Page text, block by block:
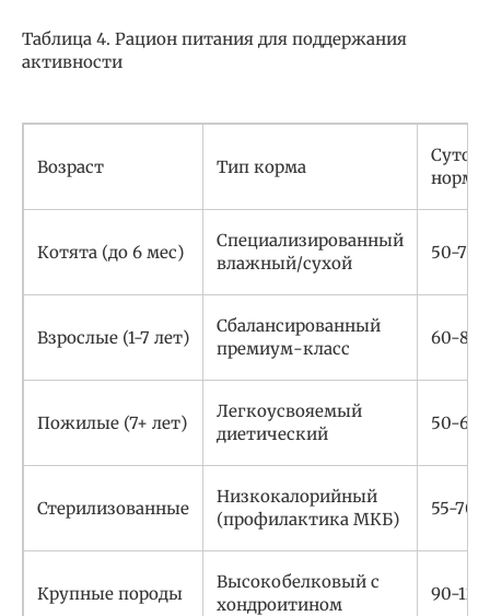
Таблица 4. Рацион питания для поддержания
активности
Возраст Тип корма
норма
Котята (до 6 мес)
Специализированный
влажный/сухой
50-70
Взрослые (1-7 лет)
Сбалансированный
премиум-класс
60-80
Пожилые (7+ лет)
Легкоусвояемый
диетический
50-60
Стерилизованные
Низкокалорийный
(профилактика МКБ)
55-70
Крупные породы
Высокобелковый с
хондроитином
90-120